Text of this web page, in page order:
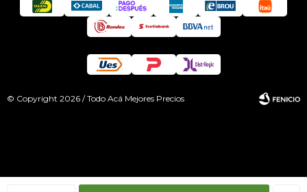
© Copyright 2026 / Todo Acá Mejores Precios